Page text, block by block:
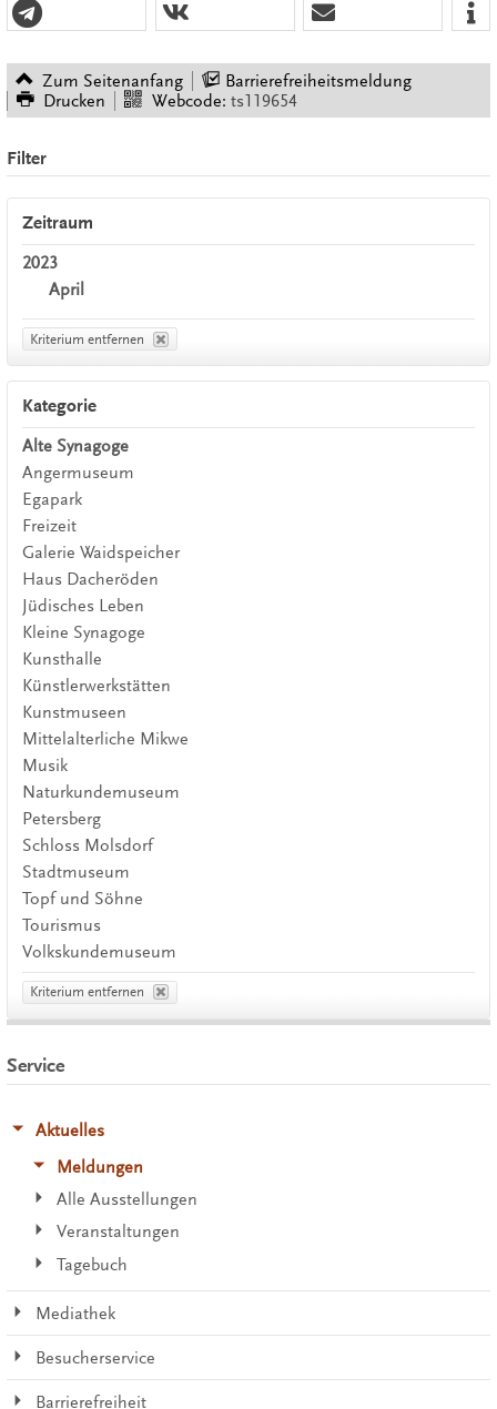
Zum Seitenanfang
Barrierefreiheitsmeldung
Drucken
Webcode: ts119654
Filter
Zeitraum
2023
April
Kriterium entfernen
Kategorie
Alte Synagoge
Angermuseum
Egapark
Freizeit
Galerie Waidspeicher
Haus Dacheröden
Jüdisches Leben
Kleine Synagoge
Kunsthalle
Künstlerwerkstätten
Kunstmuseen
Mittelalterliche Mikwe
Musik
Naturkundemuseum
Petersberg
Schloss Molsdorf
Stadtmuseum
Topf und Söhne
Tourismus
Volkskundemuseum
Kriterium entfernen
Service
Aktuelles
Meldungen
Alle Ausstellungen
Veranstaltungen
Tagebuch
Mediathek
Besucherservice
Barrierefreiheit